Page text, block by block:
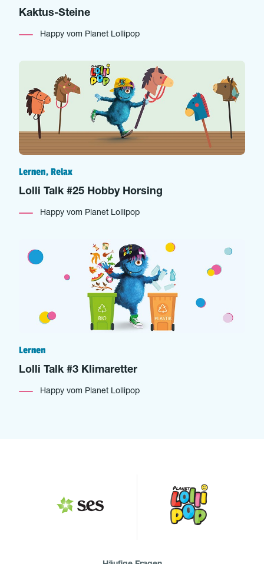
Kaktus-Steine
Happy vom Planet Lollipop
Lernen, Relax
Lolli Talk #25 Hobby Horsing
Happy vom Planet Lollipop
Lernen
Lolli Talk #3 Klimaretter
Happy vom Planet Lollipop